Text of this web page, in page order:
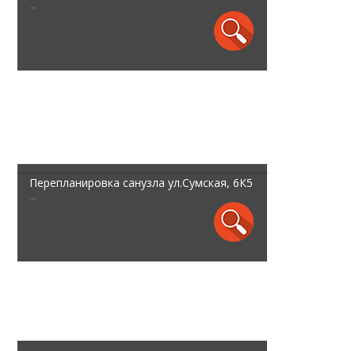
...
Перепланировка санузла ул.Сумская, 6К5
...